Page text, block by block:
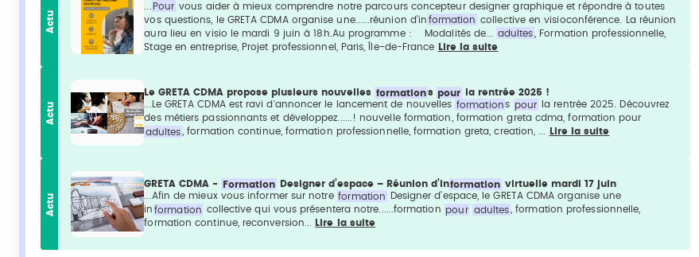
Actu
Pour vous aider à mieux comprendre notre parcours concepteur designer graphique et répondre à toutes
vos questions, le GRETA CDMA organise une......réunion d’in formation collective en visioconférence. La réunion
aura lieu en visio le mardi 9 juin à 18h.Au programme : Modalités de...
adultes
, Formation professionnelle,
Stage en entreprise, Projet professionnel, Paris, Île-de-France
Lire la suite
Actu
Le GRETA CDMA propose plusieurs nouvelles formations pour
la rentrée 2025 !
...Le GRETA CDMA est ravi d'annoncer le lancement de nouvelles formations pour
la rentrée 2025. Découvrez
des métiers passionnants et développez......! nouvelle formation, formation greta cdma, formation pour
adultes
, formation continue, formation professionnelle, formation greta, creation, ... Lire la suite
Actu
GRETA CDMA - Formation Designer d’espace – Réunion d’information virtuelle mardi 17 juin
...Afin de mieux vous informer sur notre formation
Designer d’espace, le GRETA CDMA organise une
in formation collective qui vous présentera notre......formation pour adultes
, formation professionnelle,
formation continue, reconversion...
Lire la suite